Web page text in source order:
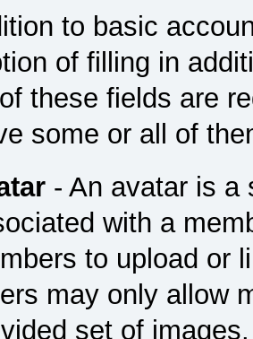
to basic
of filling in
these fields are
some or all of
- An avatar is a
with a
to upload or
may only allow
set of images.